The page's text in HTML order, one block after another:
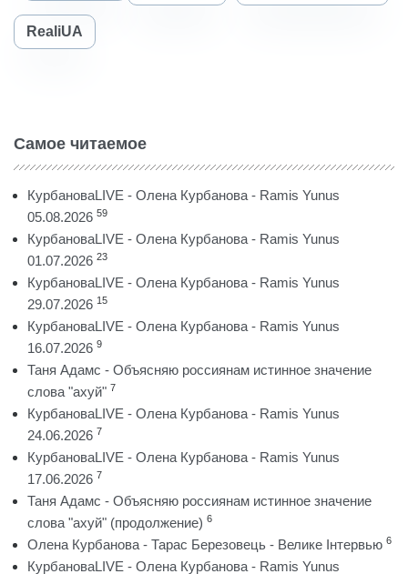
RealiUA
Самое читаемое
КурбановаLIVE - Олена Курбанова - Ramis Yunus
05.08.2026 59
КурбановаLIVE - Олена Курбанова - Ramis Yunus
01.07.2026 23
КурбановаLIVE - Олена Курбанова - Ramis Yunus
29.07.2026 15
КурбановаLIVE - Олена Курбанова - Ramis Yunus
16.07.2026 9
Таня Адамс - Объясняю россиянам истинное значение
слова "ахуй" 7
КурбановаLIVE - Олена Курбанова - Ramis Yunus
24.06.2026 7
КурбановаLIVE - Олена Курбанова - Ramis Yunus
17.06.2026 7
Таня Адамс - Объясняю россиянам истинное значение
слова "ахуй" (продолжение) 6
Олена Курбанова - Тарас Березовець - Велике Інтервью 6
КурбановаLIVE - Олена Курбанова - Ramis Yunus